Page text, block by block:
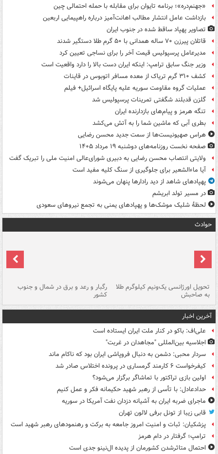
«جهنم‌دره»؛ برنامه تایوان برای مقابله با حمله احتمالی چین
بازداشت عامل انتشار مطالب اهانت‌آمیز درباره راهپیمایی اربعین
تصاویر پهپاد ساقط شده در جنوب ایران
قاتلان پیرزن ۷۰ ساله همدانی با ۵۰ گرم طلا دستگیر شدند
مدیرعامل پرسپولیس قیمت آخر را برای نساجی تعیین کرد
وزیر جنگ سابق ترامپ: اینکه ایران دست بالا را دارد واقعیت است
کشف ۳۱۰ گرم تریاک از معده مسافر اتوبوس در قاینات
عملیات گروه مقاومت سوریه علیه پایگاه اسرائیل+ فیلم
گلزن قدبلند شگفتی تمرینات پرسپولیس شد
تنگه هرمز و پیام‌های بازدارنده ایران
بطری آبی که ماشین شما را به آتش می‌کشد
هراس صهیونیست‌ها از سمت جدید محسن رضایی
صفحه نخست روزنامه‌های دوشنبه ۱۹ مرداد ۱۴۰۵
ولایتی انتصاب محسن رضایی به دبیری شورای‌عالی امنیت ملی را تبریک گفت
آیا ماءالشعیر برای جلوگیری از سنگ کلیه مفید است
پهپادهای شاهد از دید رادارها پنهان می‌شوند
در مسیر تولد ابریشم
لحظۀ شلیک موشک‌ها و پهپادهای یمنی به تجمع نیروهای سعودی
حوادث
تحویل اورژانسی یک‌ونیم کیلوگرم طلا
به صاحبش
رگبار و رعد و برق در شمال و جنوب
کشور
آخرین اخبار
علی‌اف: باکو در کنار ملت ایران ایستاده است
اجلاسیه بین‌المللی "مجاهدان در غربت"
سردار محبی: دشمن به دنبال فروپاشی ایران بود که ناکام ماند
کیفرخواست ۶ کارمند گرمساری در پرونده اختلاس صادر شد
اولین بازی تراکتور با تماشاگر برگزار می‌شود؟
حدادعادل: با تأسی از رهبر شهید حکیمانه فکر و عمل کنیم
ماجرای ضربه ایران به آشیانه دزدان نفت آمریکا در سوریه
قابی زیبا از تونل برفی لالون تهران
پزشکیان: ثبات و امنیت امروز جامعه به برکت و رهنمودهای رهبر شهید است
ترامپ؛ گرفتار در دام هرمز
احتمال متاثرشدن کشورمان از پدیده ال‌نینو جدی است